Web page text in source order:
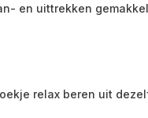
en uittrekken
relax beren uit